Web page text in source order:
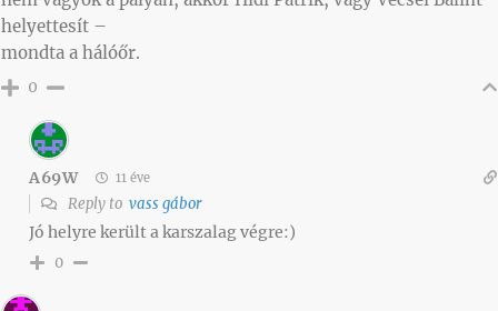
helyettesít –
mondta a hálóőr.
0
A69W 11 éve
Reply to vass gábor
Jó helyre került a karszalag végre:)
0